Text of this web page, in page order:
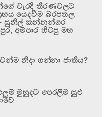
වැරදි තීරණවලට
යෙදවීම බරපතල
සුනිල් කන්නන්ගර
අම්පාර හිටපු මහ
නිදා ගන්නා ජාතිය?
මුහුදට පෙරලීම සුළු